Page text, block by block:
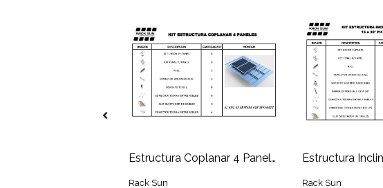
Estructura Coplanar 4 Paneles Solares
Rack Sun Rack Sun